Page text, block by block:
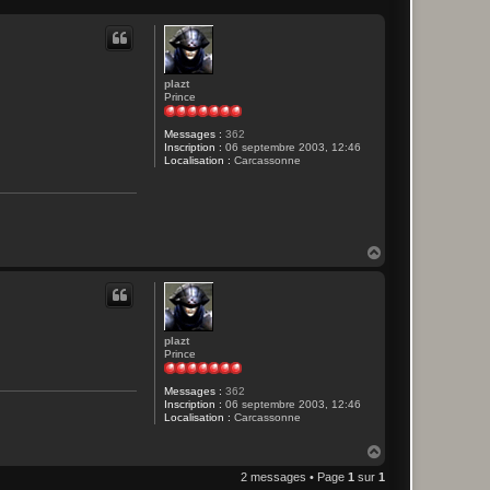
plazt
Prince
Messages : 362
Inscription : 06 septembre 2003, 12:46
Localisation : Carcassonne
plazt
Prince
Messages : 362
Inscription : 06 septembre 2003, 12:46
Localisation : Carcassonne
u
2 messages • Page 1 sur 1